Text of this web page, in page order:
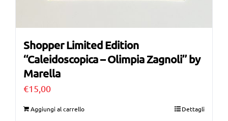
Shopper Limited Edition
“Caleidoscopica – Olimpia Zagnoli” by
Marella
€15,00
Aggiungi al carrello Dettagli